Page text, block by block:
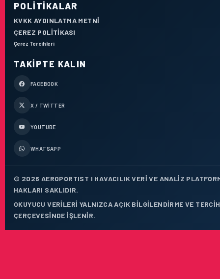
POLITIKALAR
KVKK AYDINLATMA METNI
ÇEREZ POLITIKASI
Çerez Tercihleri
TAKIPTE KALIN
FACEBOOK
X / TWITTER
YOUTUBE
WHATSAPP
© 2026 AEROPORTIST I HAVACILIK VERI VE ANALIZ
HAKLARI SAKLIDIR.
OKUYUCU VERILERI YALNIZCA AÇIK BILGILENDIRME VE
ÇERÇEVESINDE IŞLENIR.